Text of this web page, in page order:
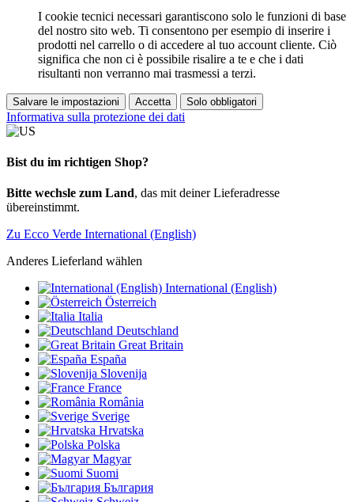
I cookie tecnici necessari garantiscono solo le funzioni di base
del nostro sito web. Ti consentono per esempio di inserire i
prodotti nel carrello o di accedere al tuo account cliente. Ciò
significa che non ci è possibile risalire a te e che i dati
risultanti non verranno mai trasmessi a terzi.
Salvare le impostazioni Accetta Solo obbligatori
Informativa sulla protezione dei dati
Bist du im richtigen Shop?
Bitte wechsle zum Land, das mit deiner Lieferadresse
übereinstimmt.
Zu Ecco Verde International (English)
Anderes Lieferland wählen
International (English)
Österreich
Italia
Deutschland
Great Britain
España
Slovenija
France
România
Sverige
Hrvatska
Polska
Magyar
Suomi
България